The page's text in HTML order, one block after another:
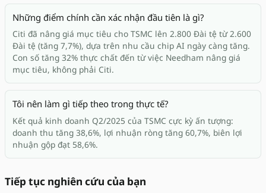
Những điểm chính cần xác nhận đầu tiên là gì?
Citi đã nâng giá mục tiêu cho TSMC lên 2.800 Đài tệ từ 2.600
Đài tệ (tăng 7,7%), dựa trên nhu cầu chip AI ngày càng tăng.
Con số tăng 32% thực chất đến từ việc Needham nâng giá
mục tiêu, không phải Citi.
Tôi nên làm gì tiếp theo trong thực tế?
Kết quả kinh doanh Q2/2025 của TSMC cực kỳ ấn tượng:
doanh thu tăng 38,6%, lợi nhuận ròng tăng 60,7%, biên lợi
nhuận gộp đạt 58,6%.
Tiếp tục nghiên cứu của bạn